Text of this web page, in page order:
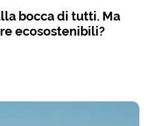
bocca di tutti. Ma
ecosostenibili?